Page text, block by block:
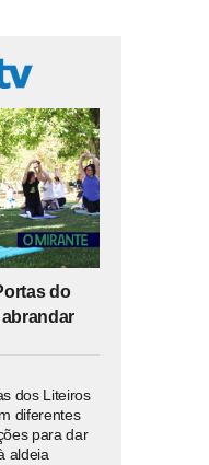
do
dos Liteiros
diferentes
para dar
aldeia